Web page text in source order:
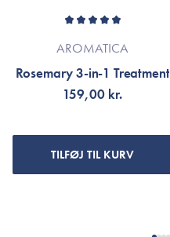
AROMATICA
Rosemary 3-in-1 Treatment
159,00 kr.
TILFØJ TIL KURV